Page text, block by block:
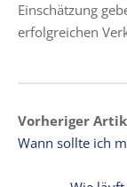
Einschätzung
erfolgreichen
Vorheriger
Wann sollte ich